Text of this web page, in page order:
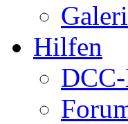
Hilfen